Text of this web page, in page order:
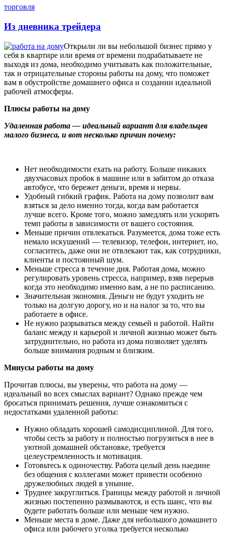
торговля
Из дневника трейдера
Открыли ли вы небольшой бизнес прямо у
себя в квартире или время от времени подрабатываете не
выходя из дома, необходимо учитывать как положительные,
так и отрицательные стороны работы на дому, что поможет
вам в обустройстве домашнего офиса и создании идеальной
рабочей атмосферы.
Плюсы работы на дому
Удаленная работа — идеальный вариант для владельцев
малого бизнеса, и вот несколько причин почему:
Нет необходимости ехать на работу. Больше никаких
двухчасовых пробок в машине или в забитом до отказа
автобусе, что бережет деньги, время и нервы.
Удобный гибкий график. Работа на дому позволит вам
взяться за дело именно тогда, когда вам работается
лучше всего. Кроме того, можно замедлять или ускорять
темп работы в зависимости от вашего состояния.
Меньше причин отвлекаться. Разумеется, дома тоже есть
немало искушений — телевизор, телефон, интернет, но,
согласитесь, даже они не отвлекают так, как сотрудники,
клиенты и постоянный шум.
Меньше стресса в течение дня. Работая дома, можно
регулировать уровень стресса, например, взяв перерыв
когда это необходимо именно вам, а не по расписанию.
Значительная экономия. Деньги не будут уходить не
только на долгую дорогу, но и на налог за то, что вы
работаете в офисе.
Не нужно разрываться между семьей и работой. Найти
баланс между и карьерой и личной жизнью может быть
затруднительно, но работа из дома позволяет уделять
больше внимания родным и близким.
Минусы работы на дому
Прочитав плюсы, вы уверены, что работа на дому —
идеальный во всех смыслах вариант? Однако прежде чем
бросаться принимать решения, лучше ознакомиться с
недостатками удаленной работы:
Нужно обладать хорошей самодисциплиной. Для того,
чтобы сесть за работу и полностью погрузиться в нее в
уютной домашней обстановке, требуется
целеустремленность и мотивация.
Готовьтесь к одиночеству. Работа целый день наедине
без общения с коллегами может привести особенно
дружелюбных людей в уныние.
Труднее закруглиться. Границы между работой и личной
жизнью постепенно размываются, и есть шанс, что вы
будете работать больше или меньше чем нужно.
Меньше места в доме. Даже для небольшого домашнего
офиса или рабочего уголка требуется несколько